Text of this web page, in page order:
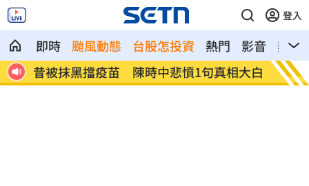
登入
即時 颱風動態 台股怎投資 熱門 影音
熱搜
2
昔被抹黑擋疫苗 陳時中悲憤1句真相大白
全球
網